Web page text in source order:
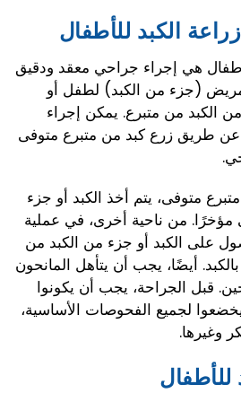
الكبد للأطفال
هي إجراء جراحي معقد ودقيق
(جزء من الكبد) لطفل أو
الكبد من متبرع. يمكن إجراء
عن طريق زرع كبد من متبرع متوفى
متوفى، يتم أخذ الكبد أو جزء
مؤخرًا. من ناحية أخرى، في عملية
على الكبد أو جزء من الكبد من
أيضًا، يجب أن يتأهل المانحون
قبل الجراحة، يجب أن يكونوا
لجميع الفحوصات الأساسية،
وغيرها.